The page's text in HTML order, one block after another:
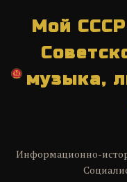
Мой
музыка,
Информационно-